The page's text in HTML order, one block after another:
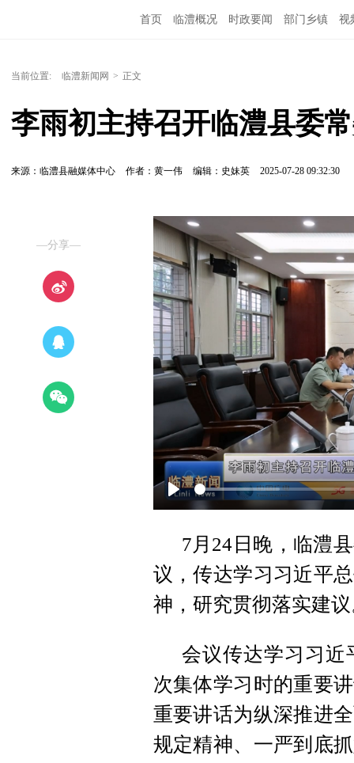
首页 临澧概况 时政要闻 部门乡镇 视
当前位置: 临澧新闻网 > 正文
李雨初主持召开临澧县委
来源：临澧县融媒体中心 作者：黄一伟 编辑：史妹英 2025-07-28 09:32:30
—分享—
Play
7月24日晚，临澧
议，传达学习习近平
神，研究贯彻落实建
会议传达学习习近
次集体学习时的重要
重要讲话为纵深推进
规定精神、一严到底